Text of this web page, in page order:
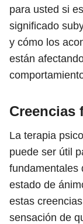
para usted si
significado
y cómo los
están
Creencias
La terapia
puede ser útil
fundamentales
estado de
estas
sensación de